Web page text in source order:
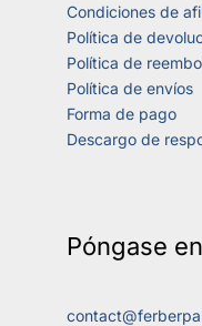
Condiciones de
Política de
Política de
Política de envíos
Forma de pago
Descargo de
Póngase